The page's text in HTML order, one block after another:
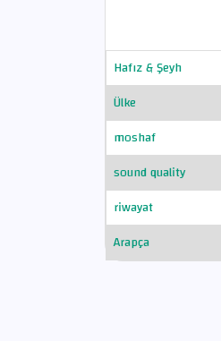
Hafız & Şeyh
Ülke
moshaf
sound quality
riwayat
Arapça